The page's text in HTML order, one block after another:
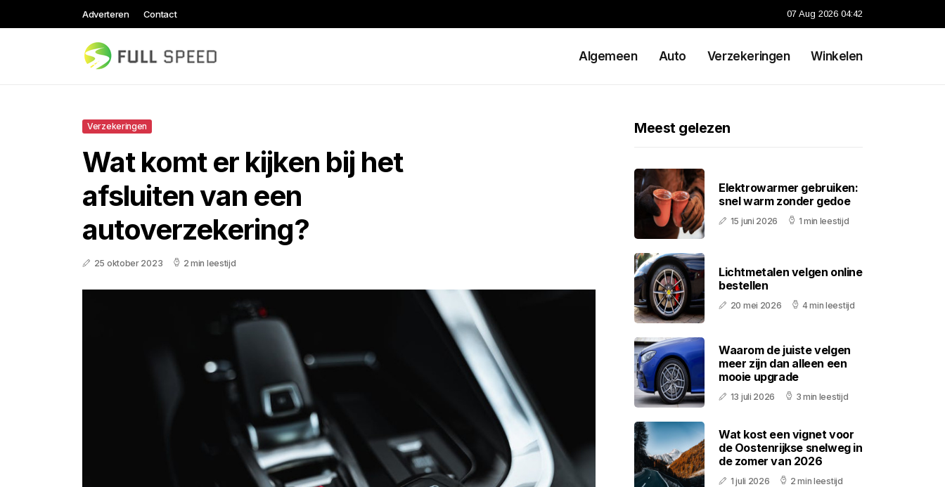
Adverteren Contact 07 Aug 2026 04:42
Algemeen Auto Verzekeringen Winkelen
Verzekeringen
Wat komt er kijken bij het
afsluiten van een
autoverzekering?
25 oktober 2023 2 min leestijd
Meest gelezen
Elektrowarmer gebruiken:
snel warm zonder gedoe
15 juni 2026 1 min leestijd
Lichtmetalen velgen online
bestellen
20 mei 2026 4 min leestijd
Waarom de juiste velgen
meer zijn dan alleen een
mooie upgrade
13 juli 2026 3 min leestijd
Wat kost een vignet voor
de Oostenrijkse snelweg in
de zomer van 2026
1 juli 2026 2 min leestijd